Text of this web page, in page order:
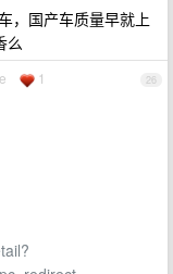
，国产车质量早就上
么
26
1